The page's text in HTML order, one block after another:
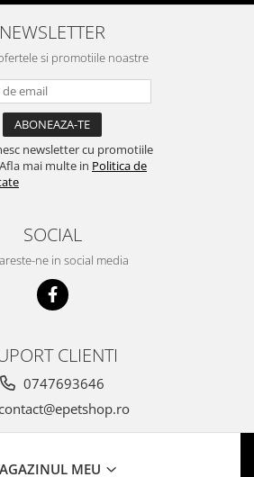
NEWSLETTER
si promotiile noastre
newsletter cu promotiile
mai multe in Politica de
SOCIAL
ne in social media
CLIENTI
0747693646
MEU